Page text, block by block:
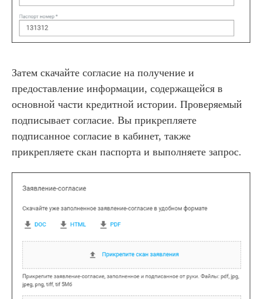
Затем скачайте согласие на получение и
предоставление информации, содержащейся в
основной части кредитной истории. Проверяемый
подписывает согласие. Вы прикрепляете
подписанное согласие в кабинет, также
прикрепляете скан паспорта и выполняете запрос.